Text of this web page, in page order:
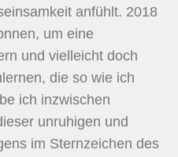
anfühlt. 2018
um eine
und vielleicht doch
die so wie ich
ich inzwischen
unruhigen und
im Sternzeichen des